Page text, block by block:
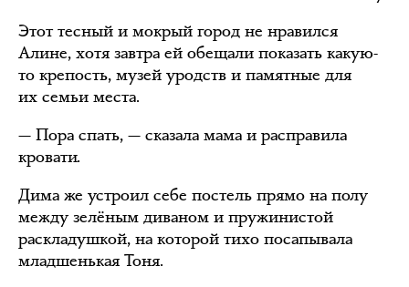
Этот тесный и мокрый город не нравился
Алине, хотя завтра ей обещали показать какую-
то крепость, музей уродств и памятные для
их семьи места.
— Пора спать, — сказала мама и расправила
кровати.
Дима же устроил себе постель прямо на полу
между зелёным диваном и пружинистой
раскладушкой, на которой тихо посапывала
младшенькая Тоня.